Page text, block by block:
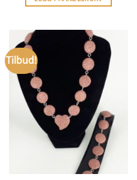
Tilbud!